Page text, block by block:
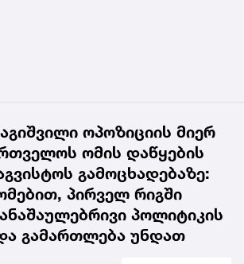
ოპოზიციის მიერ
ომის დაწყების
გამოცხადებაზე:
პირველ რიგში
პოლიტიკის
გამართლება უნდათ